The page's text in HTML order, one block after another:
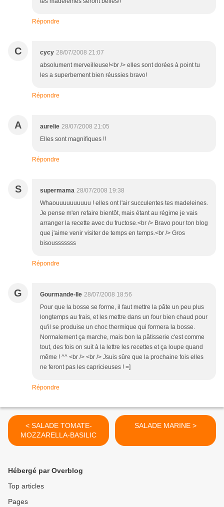
Répondre
C cycy 28/07/2008 21:07
absolument merveilleuse!<br /> elles sont dorées à point tu
les a superbement bien réussies bravo!
Répondre
A aurelie 28/07/2008 21:05
Elles sont magnifiques !!
Répondre
S supermama 28/07/2008 19:38
Whaouuuuuuuuuu ! elles ont l'air succulentes tes madeleines.
Je pense m'en refaire bientôt, mais étant au régime je vais
arranger la recette avec du fructose.<br /> Bravo pour ton blog
que j'aime venir visiter de temps en temps.<br /> Gros
bisousssssss
Répondre
G Gourmande-Ile 28/07/2008 18:56
Pour que la bosse se forme, il faut mettre la pâte un peu plus
longtemps au frais, et les mettre dans un four bien chaud pour
qu'il se produise un choc thermique qui formera la bosse.
Normalement ça marche, mais bon la pâtisserie c'est comme
tout, des fois on suit à la lettre les recettes et ça loupe quand
même ! ^^ <br /> <br /> Jsuis sûre que la prochaine fois elles
ne feront pas les capricieuses ! =]
Répondre
< SALADE TOMATE-
MOZZARELLA-BASILIC
SALADE MARINE >
Hébergé par Overblog
Top articles
Pages